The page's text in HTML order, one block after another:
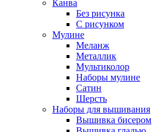
Канва
Без рисунка
С рисунком
Мулине
Меланж
Металлик
Мультиколор
Наборы мулине
Сатин
Шерсть
Наборы для вышивания
Вышивка бисером